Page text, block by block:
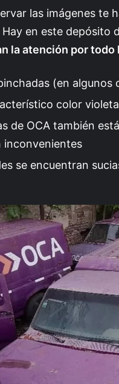
las imágenes te
en este depósito
la atención por
(en
color
de OCA también
inconvenientes
se encuentran